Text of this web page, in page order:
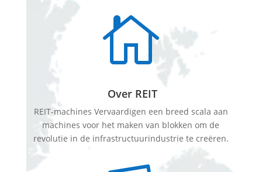

Over REIT
REIT-machines Vervaardigen een breed scala aan
machines voor het maken van blokken om de
revolutie in de infrastructuurindustrie te creëren.